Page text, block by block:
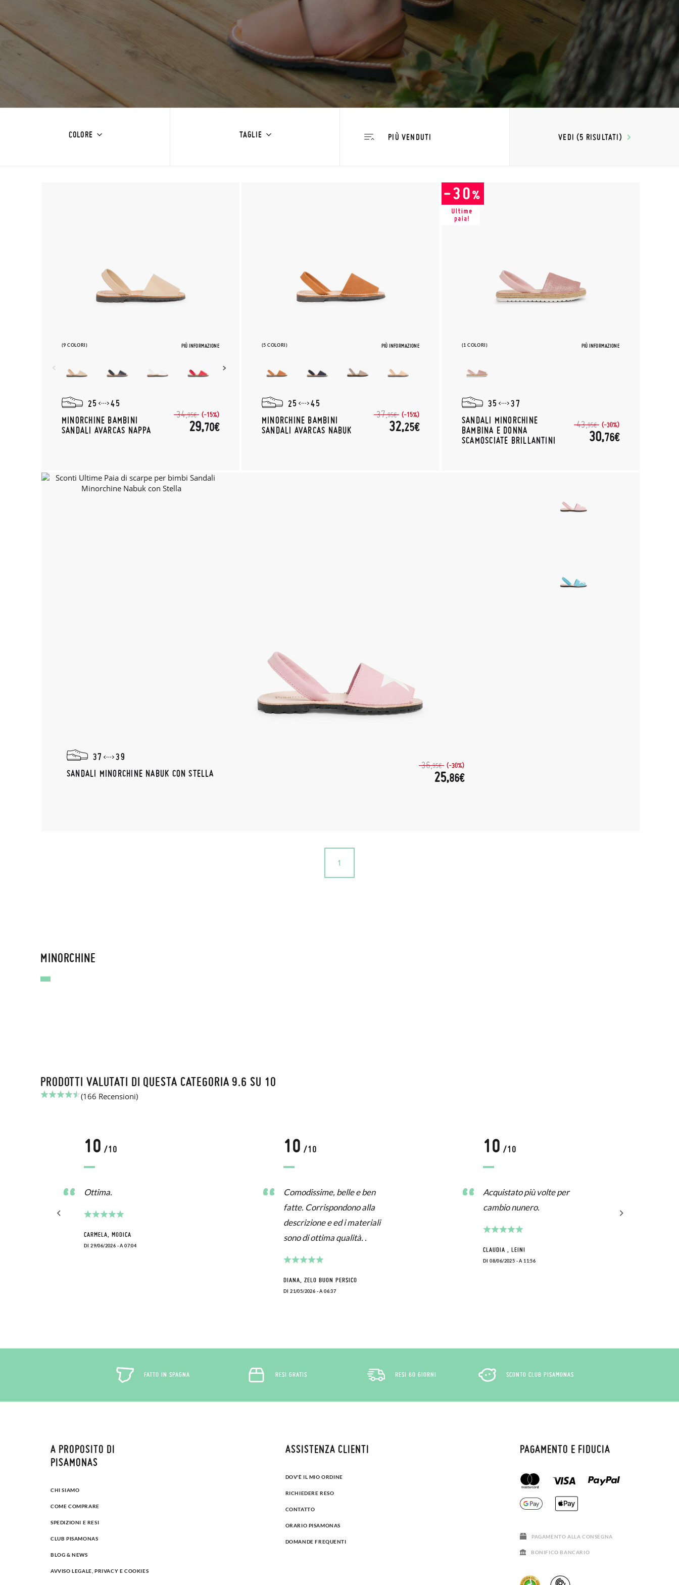
COLORE TAGLIE VEDI (5 RISULTATI)
(9 COLORI) PIÙ INFORMAZIONE
25
45
MINORCHINE BAMBINI
SANDALI AVARCAS NAPPA
34,95€ (-15%)
29,70€
(5 COLORI) PIÙ INFORMAZIONE
25
45
MINORCHINE BAMBINI
SANDALI AVARCAS NABUK
37,95€ (-15%)
32,25€
(1 COLORI) PIÙ INFORMAZIONE
35
37
SANDALI MINORCHINE
BAMBINA E DONNA
SCAMOSCIATE BRILLANTINI
43,95€ (-30%)
30,76€
37
39
SANDALI MINORCHINE NABUK CON STELLA
36,95€ (-30%)
25,86€
1
MINORCHINE
PRODOTTI VALUTATI DI QUESTA CATEGORIA 9.6 SU 10
(166 Recensioni)
10 /10
Ottima.
CARMELA, MODICA
DI 29/06/2026 - A 07:04
10 /10
Comodissime, belle e ben
fatte. Corrispondono alla
descrizione e ed i materiali
sono di ottima qualità. .
DIANA, ZELO BUON PERSICO
DI 21/05/2026 - A 06:37
10 /10
Acquistato più volte per
cambio nunero.
CLAUDIA , LEINI
DI 08/06/2025 - A 11:56
FATTO IN SPAGNA RESI GRATIS RESI 60 GIORNI SCONTO CLUB PISAMONAS
A PROPOSITO DI
PISAMONAS
CHI SIAMO
COME COMPRARE
SPEDIZIONI E RESI
CLUB PISAMONAS
BLOG & NEWS
AVVISO LEGALE, PRIVACY E COOKIES
ASSISTENZA CLIENTI
DOV'È IL MIO ORDINE
RICHIEDERE RESO
CONTATTO
ORARIO PISAMONAS
DOMANDE FREQUENTI
PAGAMENTO E FIDUCIA
PAGAMENTO ALLA CONSEGNA
BONIFICO BANCARIO